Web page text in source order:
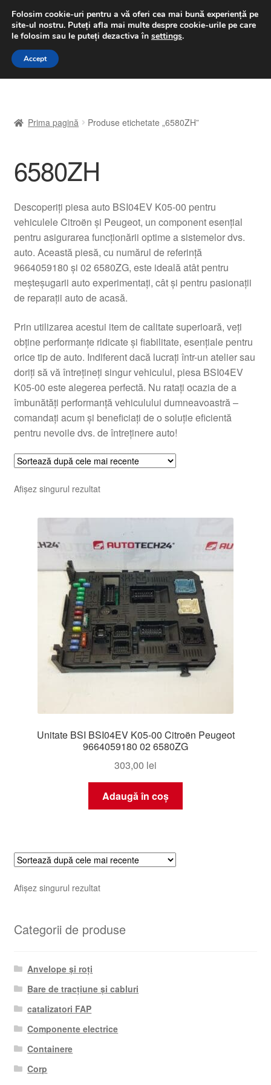
LIVRARE de la 33 lei
luni-vineri 9 a.m. - 4 p.m.031 229 6816
Sari
Sari
A lua legatura
Contul meu
Despre noi
Finalizare comandă
Livrare
Livrare în toată lumea
Plângere
Plățile
Politică de confidențialitate
Procedura de reclamație
Termeni si conditii
Prima pagină Produse etichetate „6580ZH”
6580ZH
Descoperiți piesa auto BSI04EV K05-00 pentru
vehiculele Citroën și Peugeot, un component esențial
pentru asigurarea funcționării optime a sistemelor dvs.
auto. Această piesă, cu numărul de referință
9664059180 și 02 6580ZG, este ideală atât pentru
meșteșugarii auto experimentați, cât și pentru pasionații
de reparații auto de acasă.
Prin utilizarea acestui item de calitate superioară, veți
obține performanțe ridicate și fiabilitate, esențiale pentru
orice tip de auto. Indiferent dacă lucrați într-un atelier sau
doriți să vă întrețineți singur vehiculul, piesa BSI04EV
K05-00 este alegerea perfectă. Nu ratați ocazia de a
îmbunătăți performanță vehiculului dumneavoastră –
comandați acum și beneficiați de o soluție eficientă
pentru nevoile dvs. de întreținere auto!
Afișez singurul rezultat
Unitate BSI BSI04EV K05-00 Citroën Peugeot
9664059180 02 6580ZG
303,00 lei
Adaugă în coș
Afișez singurul rezultat
Categorii de produse
Anvelope și roți
Bare de tracțiune și cabluri
catalizatori FAP
Componente electrice
Containere
Corp
Folosim cookie-uri pentru a vă oferi cea mai bună experiență pe
site-ul nostru. Puteți afla mai multe despre cookie-urile pe care
le folosim sau le puteți dezactiva în settings.
Accept